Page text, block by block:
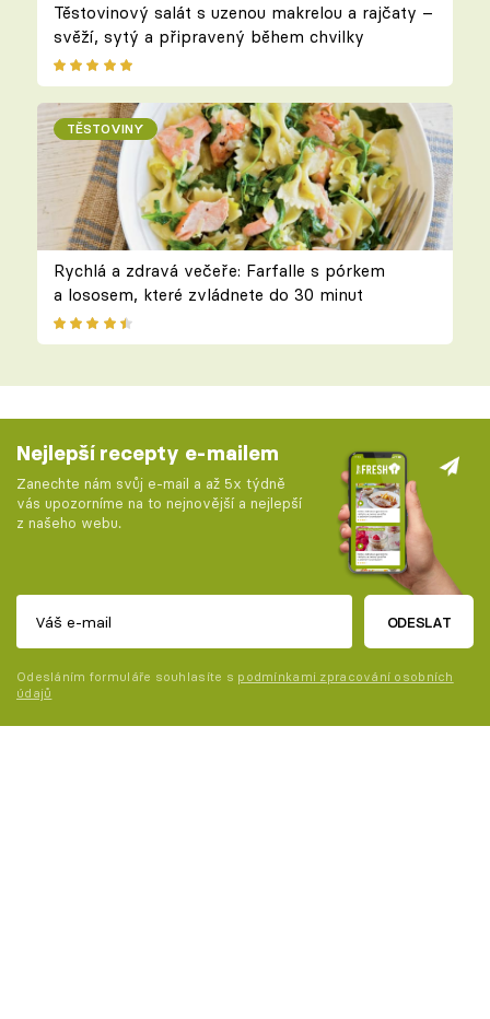
Těstovinový salát s uzenou makrelou a rajčaty –
svěží, sytý a připravený během chvilky
TĚSTOVINY
Rychlá a zdravá večeře: Farfalle s pórkem
a lososem, které zvládnete do 30 minut
Nejlepší recepty e-mailem
Zanechte nám svůj e-mail a až 5x týdně
vás upozorníme na to nejnovější a nejlepší
z našeho webu.
ODESLAT
Odesláním formuláře souhlasíte s podmínkami zpracování osobních
údajů